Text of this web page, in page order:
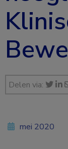
Delen via:
mei 2020